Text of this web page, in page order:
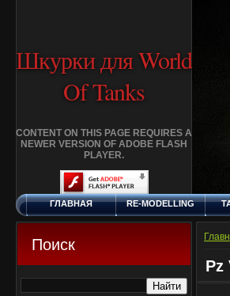
Шкурки для World
Of Tanks
CONTENT ON THIS PAGE REQUIRES A
NEWER VERSION OF ADOBE FLASH
PLAYER.
ЧЕТВЕРГ, 6.8.2026
ГЛАВНАЯ RE-MODELLING
ДОБАВИТЬ
КЛАНЫ
Поиск
Pz